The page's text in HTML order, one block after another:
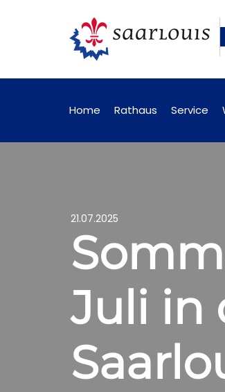
künftig online abrufbar
Home Rathaus Service
21.07.2025
Juli in